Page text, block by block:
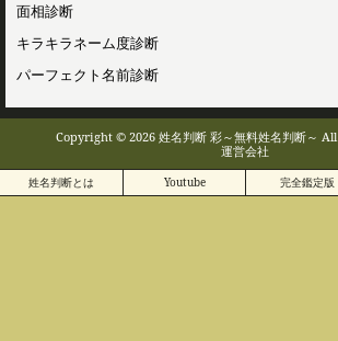
面相診断
キラキラネーム度診断
パーフェクト名前診断
Copyright © 2026 姓名判断 彩～無料姓名判断～
運営会社
姓名判断とは Youtube 完全鑑定版